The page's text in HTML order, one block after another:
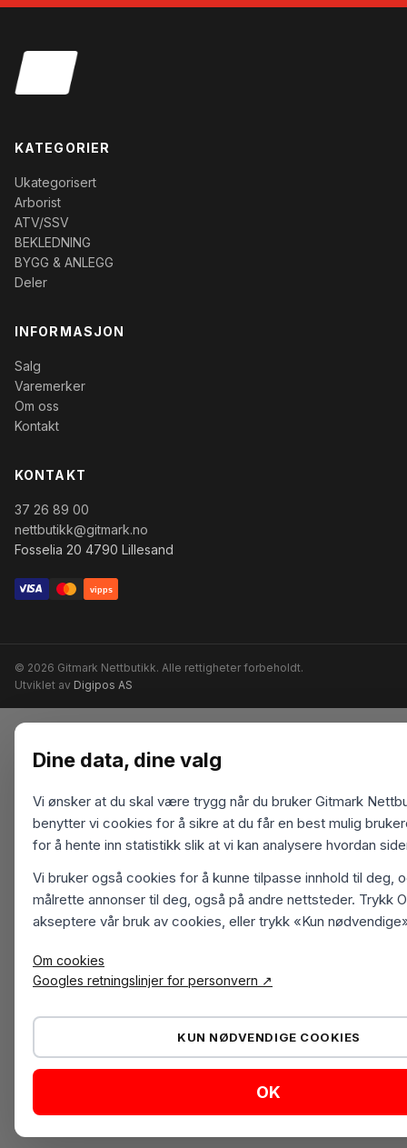
KATEGORIER
Ukategorisert
Arborist
ATV/SSV
BEKLEDNING
BYGG & ANLEGG
Deler
INFORMASJON
Salg
Varemerker
Om oss
Kontakt
KONTAKT
37 26 89 00
nettbutikk@gitmark.no
Fosselia 20 4790 Lillesand
vipps
© 2026 Gitmark Nettbutikk. Alle rettigheter forbeholdt.
Utviklet av Digipos AS
Dine data, dine valg
Vi ønsker at du skal være trygg når du bruker Gitmark
benytter vi cookies for å sikre at du får en best mulig
for å hente inn statistikk slik at vi kan analysere hvordan
Vi bruker også cookies for å kunne tilpasse innhold til deg,
målrette annonser til deg, også på andre nettsteder. Trykk
akseptere vår bruk av cookies, eller trykk «Kun
Om cookies
Googles retningslinjer for personvern ↗
KUN NØDVENDIGE COOKIES
OK